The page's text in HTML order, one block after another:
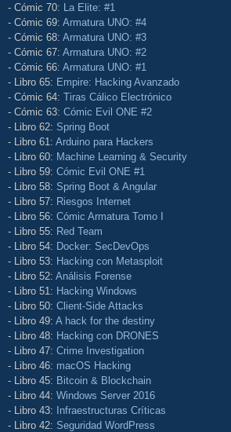
- Cómic 70: La Elite: #1
- Cómic 69: Armatura UNO: #4
- Cómic 68: Armatura UNO: #3
- Cómic 67: Armatura UNO: #2
- Cómic 66: Armatura UNO: #1
- Libro 65: Empire: Hacking Avanzado
- Cómic 64: Tiras Cálico Electrónico
- Cómic 63: Cómic Evil ONE #2
- Libro 62: Spring Boot
- Libro 61: Arduino para Hackers
- Libro 60: Machine Learning & Security
- Libro 59: Cómic Evil ONE #1
- Libro 58: Spring Boot & Angular
- Libro 57: Riesgos Internet
- Libro 56: Cómic Armatura Tomo I
- Libro 55: Red Team
- Libro 54: Docker: SecDevOps
- Libro 53: Hacking con Metasploit
- Libro 52: Análisis Forense
- Libro 51: Hacking Windows
- Libro 50: Client-Side Attacks
- Libro 49: A hack for the destiny
- Libro 48: Hacking con DRONES
- Libro 47: Crime Investigation
- Libro 46: macOS Hacking
- Libro 45: Bitcoin & Blockchain
- Libro 44: Windows Server 2016
- Libro 43: Infraestructuras Críticas
- Libro 42: Seguridad WordPress